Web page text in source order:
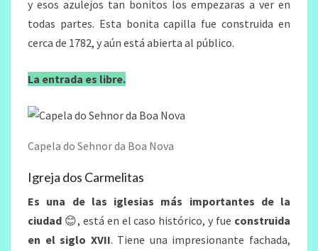
y esos azulejos tan bonitos los empezaras a ver en
todas partes. Esta bonita capilla fue construida en
cerca de 1782, y aún está abierta al público.
La entrada es libre.
Capela do Sehnor da Boa Nova
Igreja dos Carmelitas
Es una de las iglesias más importantes de la
ciudad 😊, está en el caso histórico, y fue construida
en el siglo XVII. Tiene una impresionante fachada,